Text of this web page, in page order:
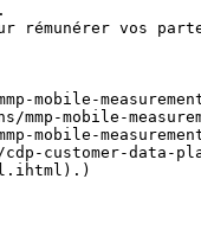
rémunérer vos
mobile-
mobile-
customer-data-